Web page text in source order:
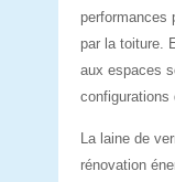
performances
par la toiture.
aux espaces
configurations
La laine de
rénovation